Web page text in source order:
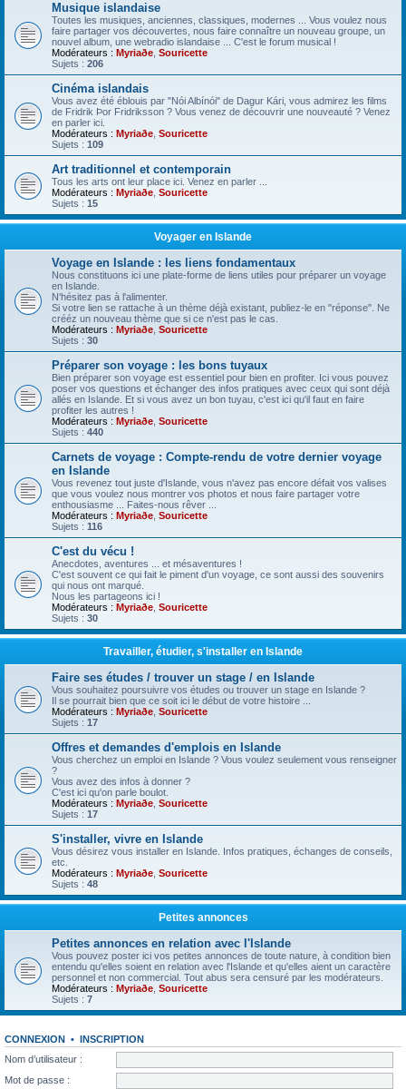
Musique islandaise
Toutes les musiques, anciennes, classiques, modernes ... Vous voulez nous
faire partager vos découvertes, nous faire connaître un nouveau groupe, un
nouvel album, une webradio islandaise ... C'est le forum musical !
Modérateurs : Myriaðe Souricette
Sujets : 206
Cinéma islandais
Vous avez été éblouis par "Nói Albínói" de Dagur Kári, vous admirez les films
de Fridrik Þor Fridriksson ? Vous venez de découvrir une nouveauté ? Venez
en parler ici.
Modérateurs : Myriaðe Souricette
Sujets : 109
Art traditionnel et contemporain
Tous les arts ont leur place ici. Venez en parler ...
Modérateurs : Myriaðe Souricette
Sujets : 15
Voyager en Islande
Voyage en Islande : les liens fondamentaux
Nous constituons ici une plate-forme de liens utiles pour préparer un voyage
en Islande.
N'hésitez pas à l'alimenter.
Si votre lien se rattache à un thème déjà existant, publiez-le en "réponse". Ne
crééz un nouveau thème que si ce n'est pas le cas.
Modérateurs : Myriaðe Souricette
Sujets : 30
Préparer son voyage : les bons tuyaux
Bien préparer son voyage est essentiel pour bien en profiter. Ici vous pouvez
poser vos questions et échanger des infos pratiques avec ceux qui sont déjà
allés en Islande. Et si vous avez un bon tuyau, c'est ici qu'il faut en faire
profiter les autres !
Modérateurs : Myriaðe Souricette
Sujets : 440
Carnets de voyage : Compte-rendu de votre dernier voyage
en Islande
Vous revenez tout juste d'Islande, vous n'avez pas encore défait vos valises
que vous voulez nous montrer vos photos et nous faire partager votre
enthousiasme ... Faites-nous rêver ...
Modérateurs : Myriaðe Souricette
Sujets : 116
C'est du vécu !
Anecdotes, aventures ... et mésaventures !
C'est souvent ce qui fait le piment d'un voyage, ce sont aussi des souvenirs
qui nous ont marqué.
Nous les partageons ici !
Modérateurs : Myriaðe Souricette
Sujets : 30
Travailler, étudier, s'installer en Islande
Faire ses études / trouver un stage / en Islande
Vous souhaitez poursuivre vos études ou trouver un stage en Islande ?
Il se pourrait bien que ce soit ici le début de votre histoire ...
Modérateurs : Myriaðe Souricette
Sujets : 17
Offres et demandes d'emplois en Islande
Vous cherchez un emploi en Islande ? Vous voulez seulement vous renseigner
?
Vous avez des infos à donner ?
C'est ici qu'on parle boulot.
Modérateurs : Myriaðe Souricette
Sujets : 17
S'installer, vivre en Islande
Vous désirez vous installer en Islande. Infos pratiques, échanges de conseils,
etc.
Modérateurs : Myriaðe Souricette
Sujets : 48
Petites annonces
Petites annonces en relation avec l'Islande
Vous pouvez poster ici vos petites annonces de toute nature, à condition bien
entendu qu'elles soient en relation avec l'Islande et qu'elles aient un caractère
personnel et non commercial. Tout abus sera censuré par les modérateurs.
Modérateurs : Myriaðe Souricette
Sujets : 7
CONNEXION • INSCRIPTION
Nom d’utilisateur :
Mot de passe :